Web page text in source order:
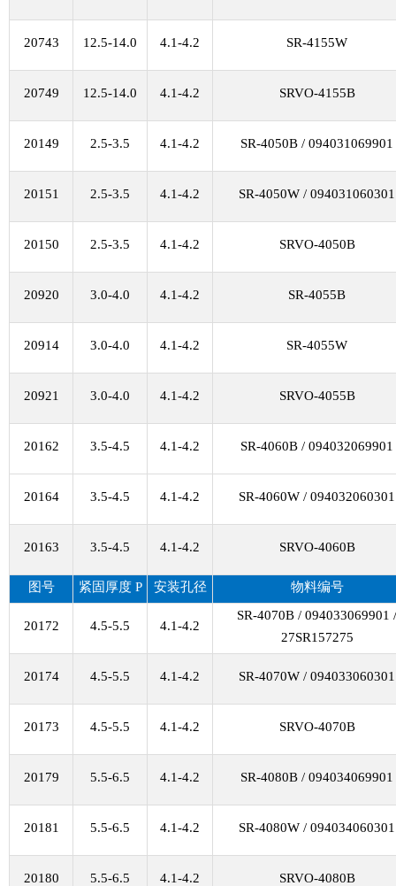
20743 12.5-14.0 4.1-4.2 SR-4155W
20749 12.5-14.0 4.1-4.2 SRVO-4155B
20149 2.5-3.5 4.1-4.2 SR-4050B / 094031069901
20151 2.5-3.5 4.1-4.2 SR-4050W / 094031060301
20150 2.5-3.5 4.1-4.2 SRVO-4050B
20920 3.0-4.0 4.1-4.2 SR-4055B
20914 3.0-4.0 4.1-4.2 SR-4055W
20921 3.0-4.0 4.1-4.2 SRVO-4055B
20162 3.5-4.5 4.1-4.2 SR-4060B / 094032069901
20164 3.5-4.5 4.1-4.2 SR-4060W / 094032060301
20163 3.5-4.5 4.1-4.2 SRVO-4060B
图号 紧固厚度P 安装孔径 物料编号
20172 4.5-5.5 4.1-4.2
SR-4070B / 094033069901 /
27SR157275
20174 4.5-5.5 4.1-4.2 SR-4070W / 094033060301
20173 4.5-5.5 4.1-4.2 SRVO-4070B
20179 5.5-6.5 4.1-4.2 SR-4080B / 094034069901
20181 5.5-6.5 4.1-4.2 SR-4080W / 094034060301
20180 5.5-6.5 4.1-4.2 SRVO-4080B